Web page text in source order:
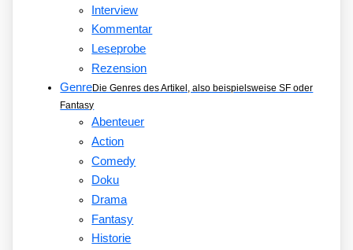
Interview
Kommentar
Leseprobe
Rezension
GenreDie Genres des Artikel, also beispielsweise SF oder
Fantasy
Abenteuer
Action
Comedy
Doku
Drama
Fantasy
Historie